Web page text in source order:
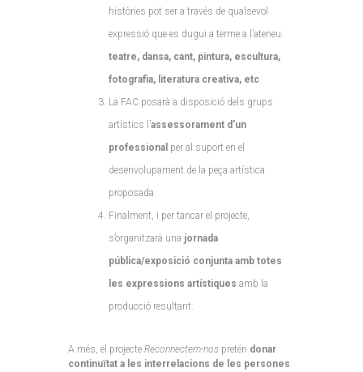
històries pot ser a través de qualsevol
expressió que es dugui a terme a l’ateneu:
teatre, dansa, cant, pintura, escultura,
fotografia, literatura creativa, etc.
La FAC posarà a disposició dels grups
artístics l’assessorament d’un
professional per al suport en el
desenvolupament de la peça artística
proposada.
Finalment, i per tancar el projecte,
s’organitzarà una jornada
pública/exposició conjunta amb totes
les expressions artístiques amb la
producció resultant.
A més, el projecte Reconnectem-nos pretén donar
continuïtat a les interrelacions de les persones